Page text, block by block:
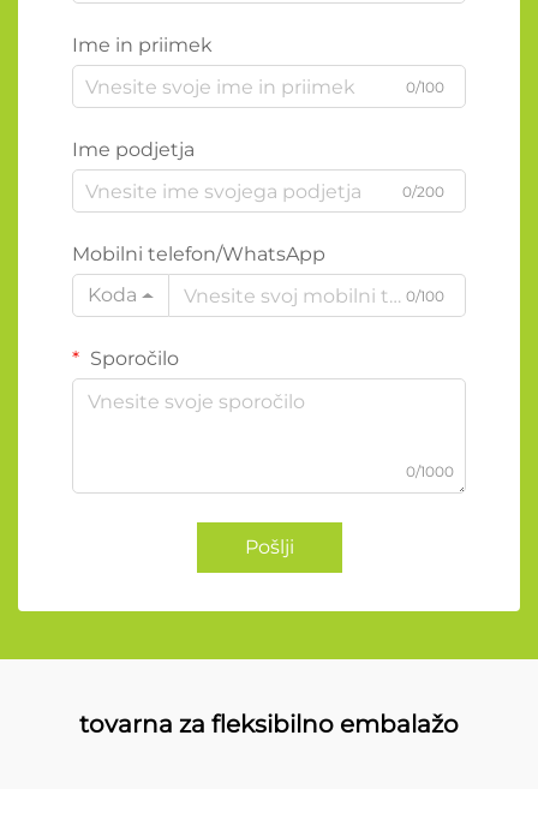
Ime in priimek
0/100
Ime podjetja
0/200
Mobilni telefon/WhatsApp
Koda
0/100
Sporočilo
0/1000
Pošlji
tovarna za fleksibilno embalažo